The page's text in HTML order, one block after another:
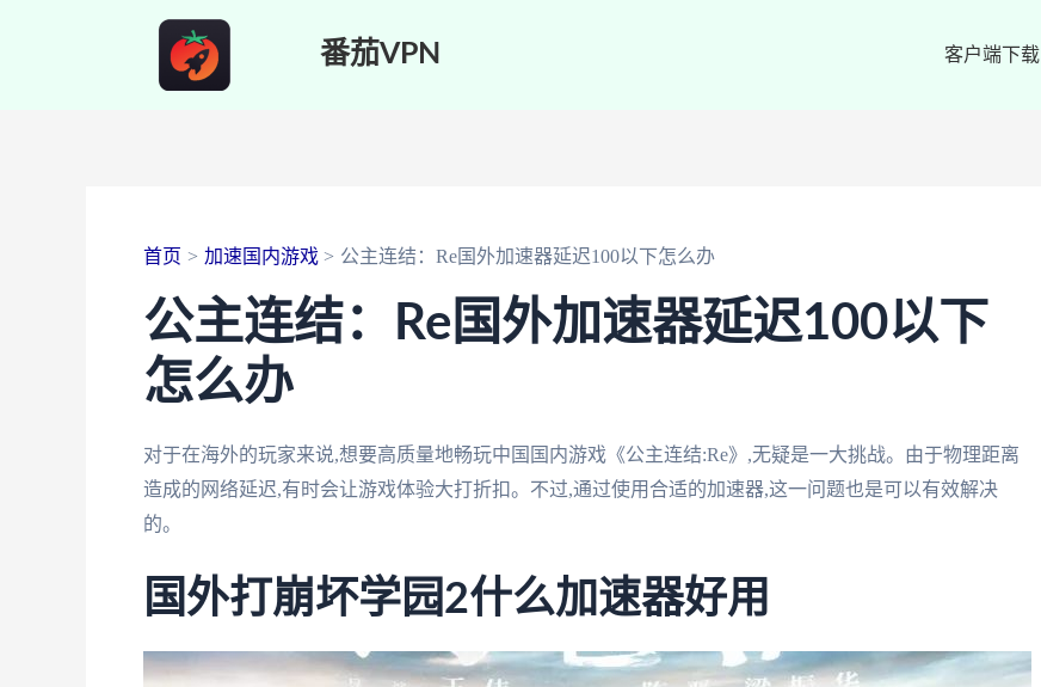
番茄VPN 客户端下载
首页 加速国内游戏 公主连结：Re国外加速器延迟100以下怎么办
公主连结：Re国外加速器延迟100以下
怎么办
对于在海外的玩家来说,想要高质量地畅玩中国国内游戏《公主连结:Re》,无疑是一大挑战。由于物理距离
造成的网络延迟,有时会让游戏体验大打折扣。不过,通过使用合适的加速器,这一问题也是可以有效解决
的。
国外打崩坏学园2什么加速器好用